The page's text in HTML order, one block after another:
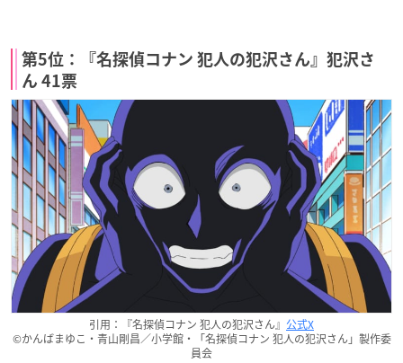
第5位：『名探偵コナン 犯人の犯沢さん』犯沢さ
ん 41票
引用：『名探偵コナン 犯人の犯沢さん』 公式X
©かんばまゆこ・青山剛昌／小学館・「名探偵コナン 犯人の犯沢さん」製作委
員会